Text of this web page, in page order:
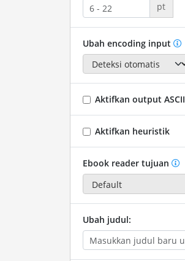
pt
Ubah encoding input
Aktifkan output ASCII
Aktifkan heuristik
Ebook reader tujuan
Ubah judul: